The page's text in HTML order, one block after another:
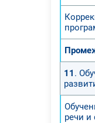
11 .
речи и